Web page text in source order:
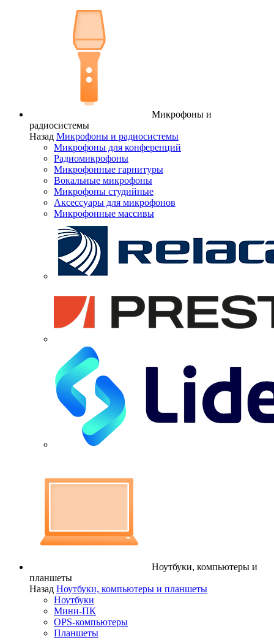
Микрофоны и
радиосистемы
Назад Микрофоны и радиосистемы
Микрофоны для конференций
Радиомикрофоны
Микрофонные гарнитуры
Вокальные микрофоны
Микрофоны студийные
Аксессуары для микрофонов
Микрофонные массивы
Ноутбуки, компьютеры и
планшеты
Назад Ноутбуки, компьютеры и планшеты
Ноутбуки
Мини-ПК
OPS-компьютеры
Планшеты